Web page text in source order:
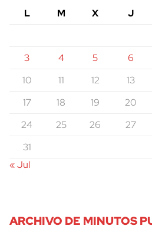
L M X J
3
4 5 6
10
11 12 13
17
18 19 20
24
25 26 27
31
« Jul
ARCHIVO DE MINUTOS